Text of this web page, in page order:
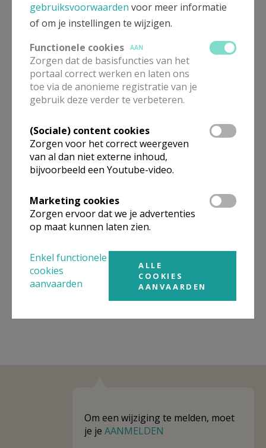
In deze kerk vinden geen weekendvieringen plaats. Via de
onderstaande lijst kan je het aanbod van kerken in de buurt
raadplegen.
Niet gevonden wat je zocht? Hier vind je
links naar kerken, eventueel van andere
organisaties, in de buurt.
Kerken in of nabij
ZWEVEZELE
Om een wijziging te melden, moet
je je AANMELDEN
gebruiksvoorwaarden voor meer informatie
of om je instellingen te wijzigen.
Functionele cookies
AAN
Zorgen dat de basisfuncties van het
portaal correct werken en laten ons
toe via de anonieme registratie van je
gebruik deze verder te verbeteren.
(Sociale) content cookies
Zorgen voor het correct weergeven
van al dan niet externe inhoud,
bijvoorbeeld een Youtube-video.
Marketing cookies
Zorgen ervoor dat we je advertenties
op maat kunnen laten zien.
Enkel functionele
cookies
aanvaarden
ALLE
COOKIES
AANVAARDEN